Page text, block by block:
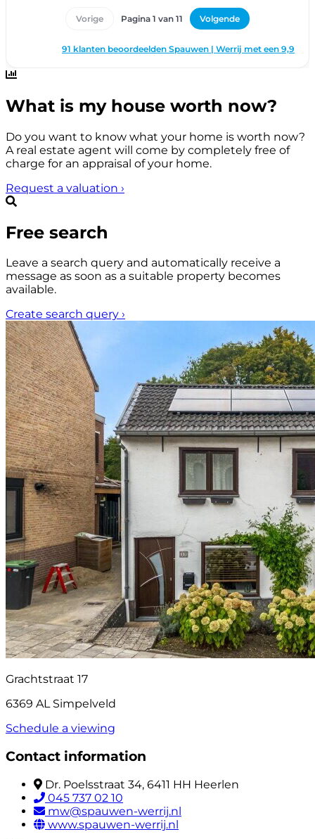
What is my house worth now?
Do you want to know what your home is worth now?
A real estate agent will come by completely free of
charge for an appraisal of your home.
Request a valuation ›
Free search
Leave a search query and automatically receive a
message as soon as a suitable property becomes
available.
Create search query ›
Grachtstraat 17
6369 AL Simpelveld
Schedule a viewing
Contact information
Dr. Poelsstraat 34, 6411 HH Heerlen
045 737 02 10
mw@spauwen-werrij.nl
www.spauwen-werrij.nl